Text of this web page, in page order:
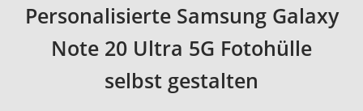
Personalisierte Samsung Galaxy
Note 20 Ultra 5G Fotohülle
selbst gestalten